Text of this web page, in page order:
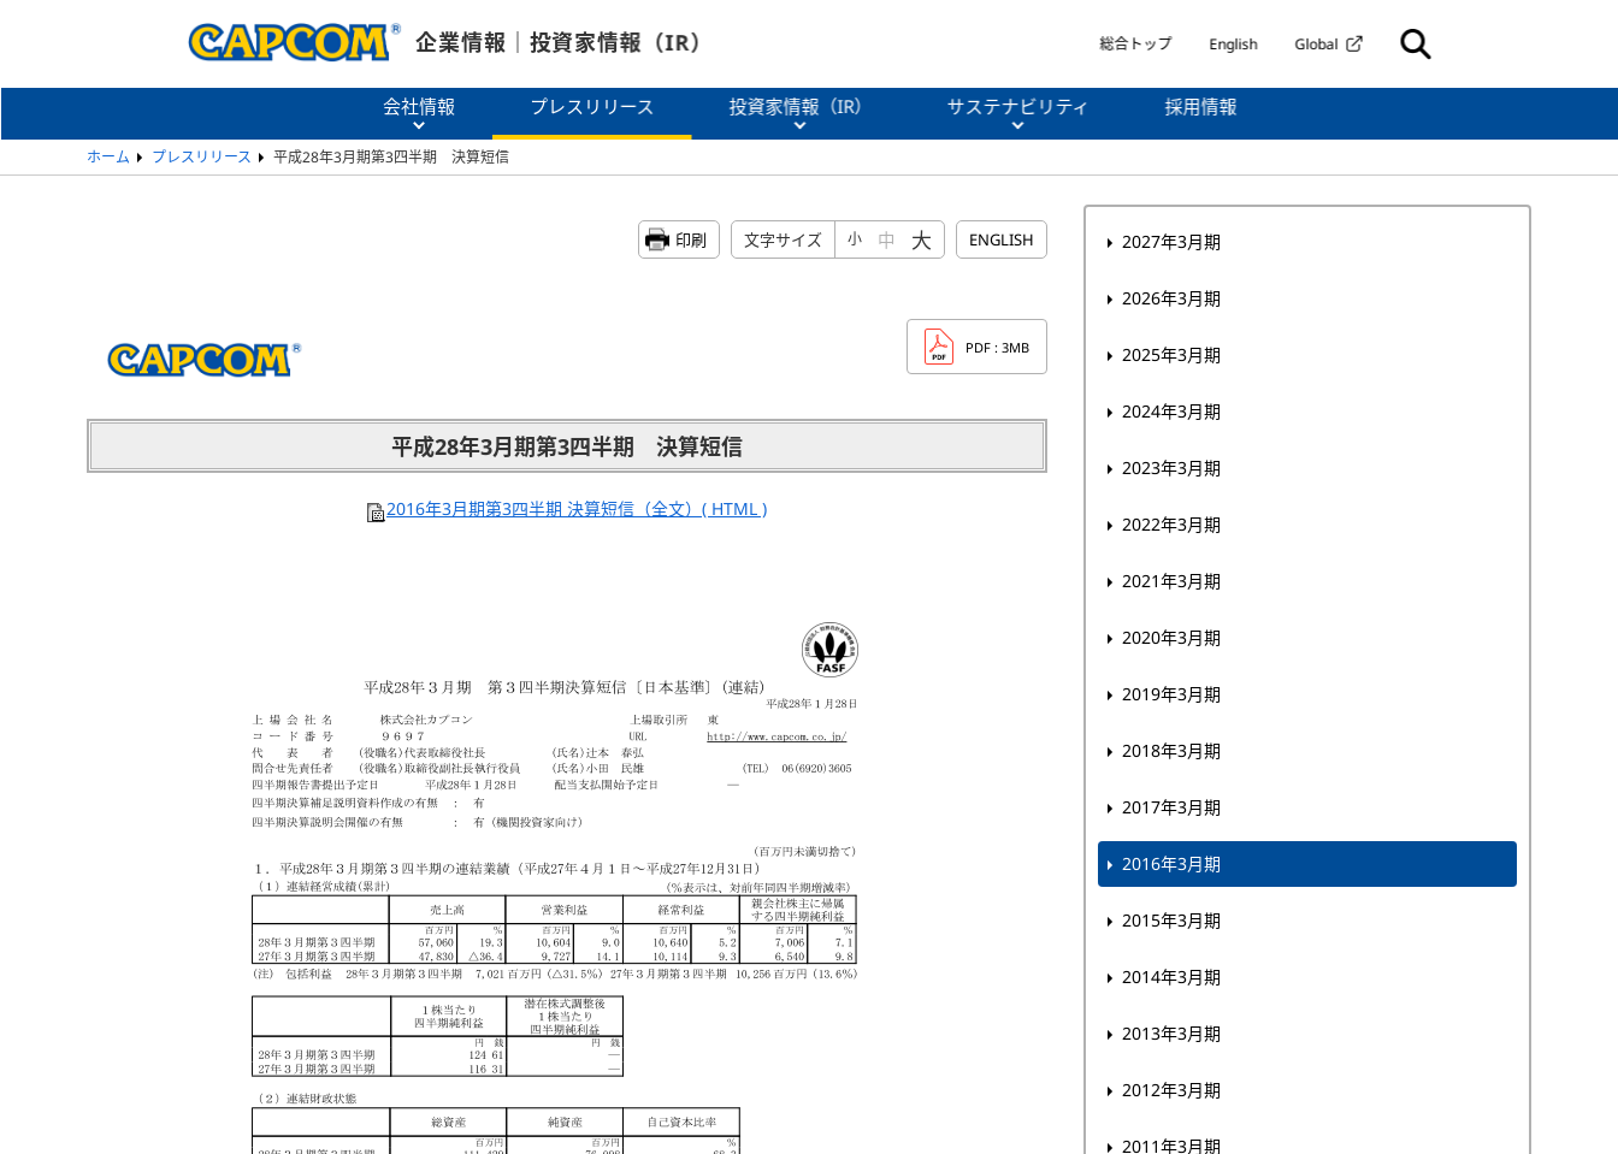
企業情報｜投資家情報（IR） 総合トップ English Global
会社情報 プレスリリース 投資家情報（IR） サステナビリティ 採用情報
ホーム プレスリリース 平成28年3月期第3四半期 決算短信
印刷 文字サイズ 小 中 大 ENGLISH
PDF : 3MB
平成28年3月期第3四半期 決算短信
2016年3月期第3四半期 決算短信（全文）( HTML )
2027年3月期
2026年3月期
2025年3月期
2024年3月期
2023年3月期
2022年3月期
2021年3月期
2020年3月期
2019年3月期
2018年3月期
2017年3月期
2016年3月期
2015年3月期
2014年3月期
2013年3月期
2012年3月期
2011年3月期